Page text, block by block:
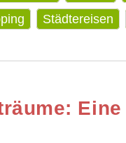
Städtereisen